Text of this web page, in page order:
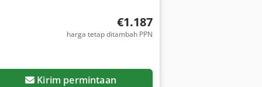
€1.187
harga tetap ditambah PPN
Kirim permintaan